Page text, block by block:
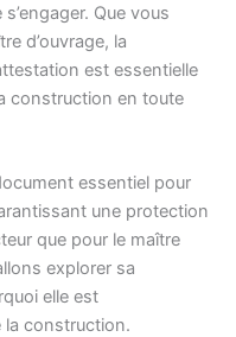
Que vous
d’ouvrage, la
est essentielle
construction en toute
essentiel pour
une protection
que pour le maître
explorer sa
elle est
la construction.